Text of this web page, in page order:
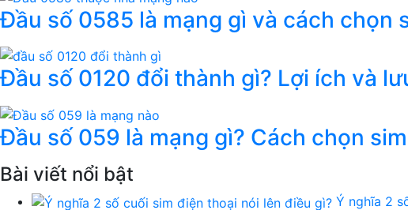
Đầu số 0585 là mạng gì và cách chọn
Đầu số 0120 đổi thành gì? Lợi ích và
Đầu số 059 là mạng gì? Cách chọn
Bài viết nổi bật
Ý nghĩa 2